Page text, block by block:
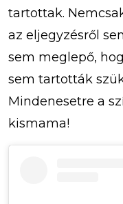
tartottak.
az eljegyzésről
sem meglepő,
sem tartották
Mindenesetre a
kismama!